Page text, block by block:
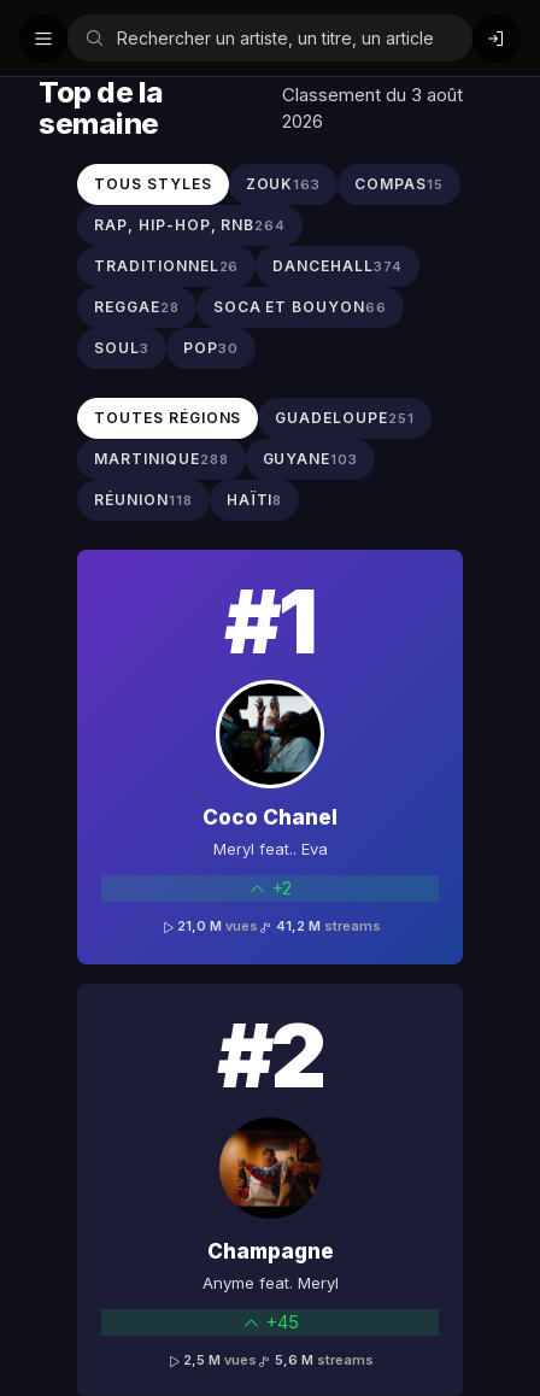
Top de la
semaine
Classement du 3 août
2026
TOUS STYLES ZOUK163 COMPAS15
RAP, HIP-HOP, RNB264
TRADITIONNEL26 DANCEHALL374
REGGAE28 SOCA ET BOUYON66
SOUL3 POP30
TOUTES RÉGIONS GUADELOUPE251
MARTINIQUE288 GUYANE103
RÉUNION118 HAÏTI8
#2
Champagne
Anyme feat. Meryl
+45
2,5 M vues 5,6 M streams
#1
Coco Chanel
Meryl feat.. Eva
+2
21,0 M vues 41,2 M streams